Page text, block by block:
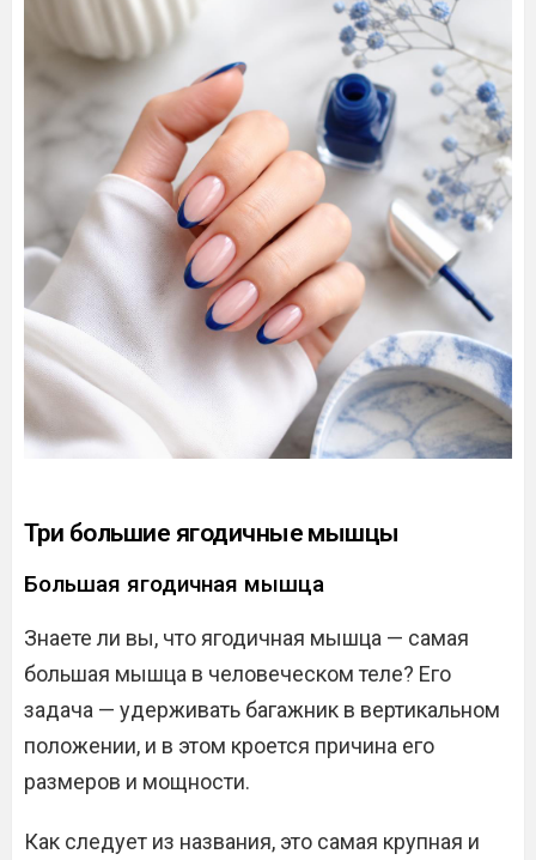
Три большие ягодичные мышцы
Большая ягодичная мышца
Знаете ли вы, что ягодичная мышца — самая
большая мышца в человеческом теле? Его
задача — удерживать багажник в вертикальном
положении, и в этом кроется причина его
размеров и мощности.
Как следует из названия, это самая крупная и